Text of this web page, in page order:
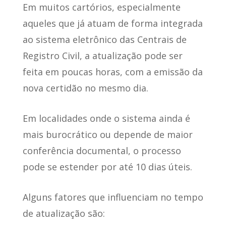
Em muitos cartórios, especialmente
aqueles que já atuam de forma integrada
ao sistema eletrônico das Centrais de
Registro Civil, a atualização pode ser
feita em poucas horas, com a emissão da
nova certidão no mesmo dia.
Em localidades onde o sistema ainda é
mais burocrático ou depende de maior
conferência documental, o processo
pode se estender por até 10 dias úteis.
Alguns fatores que influenciam no tempo
de atualização são: